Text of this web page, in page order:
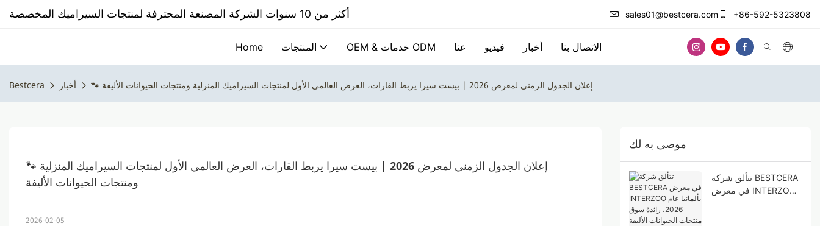
sales01@bestcera.com +86-592-5323808
Home المنتجات OEM & خدمات ODM عنا فيديو أخبار الاتصال بنا
Bestcera أخبار 🐾 إعلان الجدول الزمني لمعرض 2026 | بيست سيرا يربط القارات، العرض العالمي الأول لمنتجات السيراميك المنزلية ومنتجات الحيوانات الأليفة
🐾 إعلان الجدول الزمني لمعرض 2026 | بيست سيرا يربط القارات، العرض العالمي الأول لمنتجات السيراميك المنزلية
ومنتجات الحيوانات الأليفة
2026-02-05
موصى به لك
تتألق شركة BESTCERA
في معرض INTERZOO